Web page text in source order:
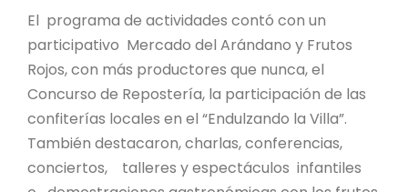
El programa de actividades contó con un
participativo Mercado del Arándano y Frutos
Rojos, con más productores que nunca, el
Concurso de Repostería, la participación de las
confiterías locales en el “Endulzando la Villa”.
También destacaron, charlas, conferencias,
conciertos, talleres y espectáculos infantiles